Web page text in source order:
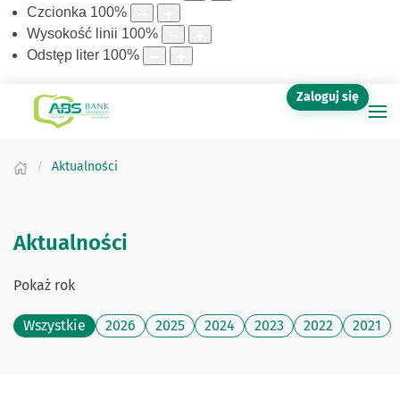
Czcionka 100%
Wysokość linii 100%
Odstęp liter 100%
Zaloguj się
Aktualności
Aktualności
Pokaż rok
Wszystkie 2026 2025 2024 2023 2022 2021